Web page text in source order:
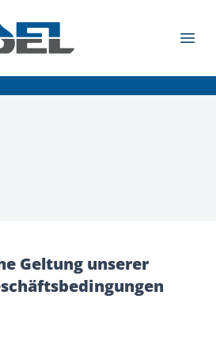
& Co. KG - 2026
Geltung unserer